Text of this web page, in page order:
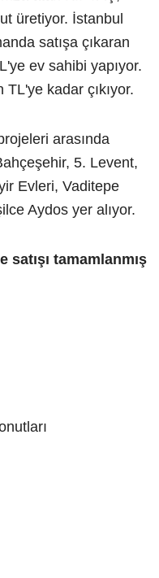
üretiyor. İstanbul
satışa çıkaran
ev sahibi yapıyor.
kadar çıkıyor.
arasında
5. Levent,
Evleri, Vaditepe
Aydos yer alıyor.
satışı tamamlanmış